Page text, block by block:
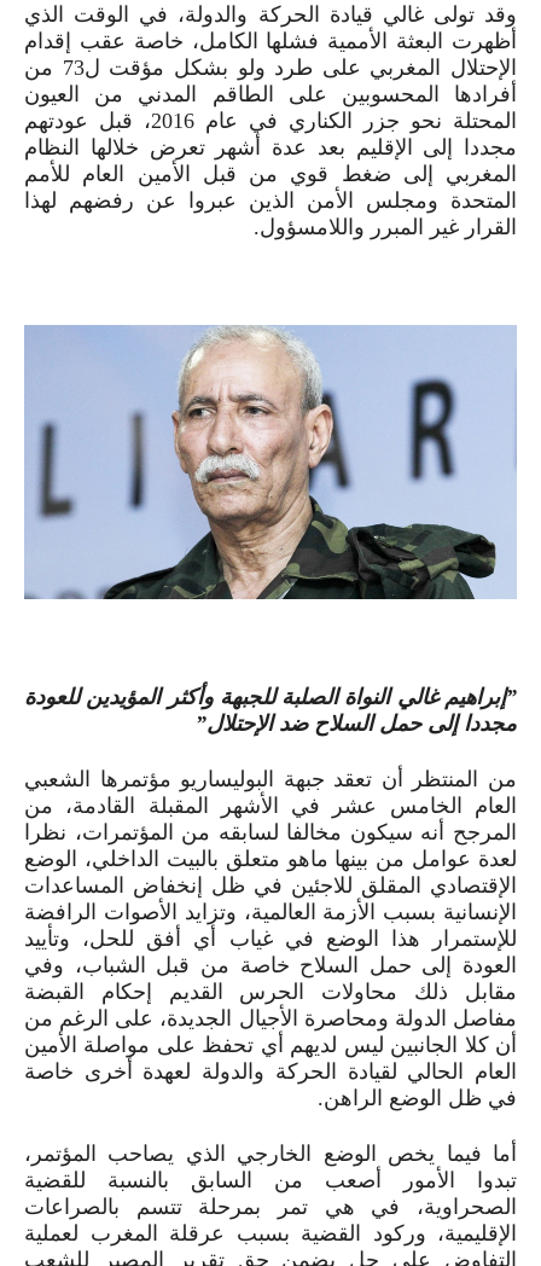
وقد تولى غالي قيادة الحركة والدولة، في الوقت الذي
أظهرت البعثة الأممية فشلها الكامل، خاصة عقب إقدام
الإحتلال المغربي على طرد ولو بشكل مؤقت ل73 من
أفرادها المحسوبين على الطاقم المدني من العيون
المحتلة نحو جزر الكناري في عام 2016، قبل عودتهم
مجددا إلى الإقليم بعد عدة أشهر تعرض خلالها النظام
المغربي إلى ضغط قوي من قبل الأمين العام للأمم
المتحدة ومجلس الأمن الذين عبروا عن رفضهم لهذا
القرار غير المبرر واللامسؤول.
”إبراهيم غالي النواة الصلبة للجبهة وأكثر المؤيدين للعودة
مجددا إلى حمل السلاح ضد الإحتلال”
من المنتظر أن تعقد جبهة البوليساريو مؤتمرها الشعبي
العام الخامس عشر في الأشهر المقبلة القادمة، من
المرجح أنه سيكون مخالفا لسابقه من المؤتمرات، نظرا
لعدة عوامل من بينها ماهو متعلق بالبيت الداخلي، الوضع
الإقتصادي المقلق للاجئين في ظل إنخفاض المساعدات
الإنسانية بسبب الأزمة العالمية، وتزايد الأصوات الرافضة
للإستمرار هذا الوضع في غياب أي أفق للحل، وتأييد
العودة إلى حمل السلاح خاصة من قبل الشباب، وفي
مقابل ذلك محاولات الحرس القديم إحكام القبضة
مفاصل الدولة ومحاصرة الأجيال الجديدة، على الرغم من
أن كلا الجانبين ليس لديهم أي تحفظ على مواصلة الأمين
العام الحالي لقيادة الحركة والدولة لعهدة أخرى خاصة
في ظل الوضع الراهن.
أما فيما يخص الوضع الخارجي الذي يصاحب المؤتمر،
تبدوا الأمور أصعب من السابق بالنسبة للقضية
الصحراوية، في هي تمر بمرحلة تتسم بالصراعات
الإقليمية، وركود القضية بسبب عرقلة المغرب لعملية
التفاوض على حل يضمن حق تقرير المصير للشعب